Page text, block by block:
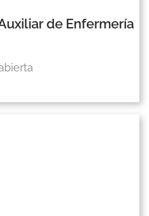
de Enfermería